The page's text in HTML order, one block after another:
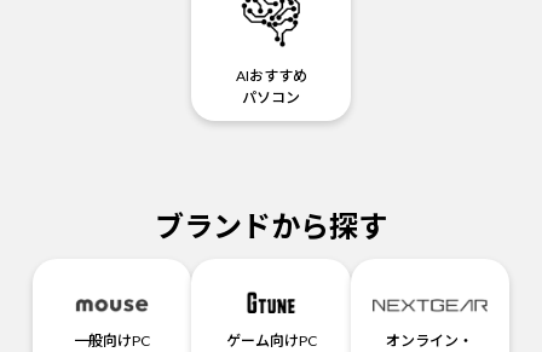
AIおすすめ
パソコン
ブランドから探す
一般向けPC ゲーム向けPC
オンライン・